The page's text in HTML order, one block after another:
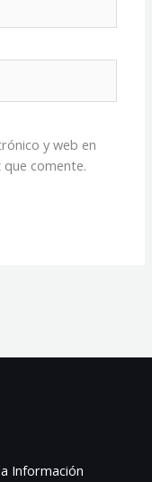
y web en
comente.
Información